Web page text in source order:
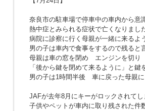
奈良市の駐車場で停車中の車内から意
熱中症とみられる症状で亡くなりました
病院に診察に行く母親が一緒に来るよ
男の子は車内で食事をするので残ると
母親は車の窓を閉め エンジンを切り
「後から鍵を閉めて来るように」と鍵
男の子は1時間半後 車に戻った母親
JAFが去年8月にキーがロックされて
子供やペットが車内に取り残された件